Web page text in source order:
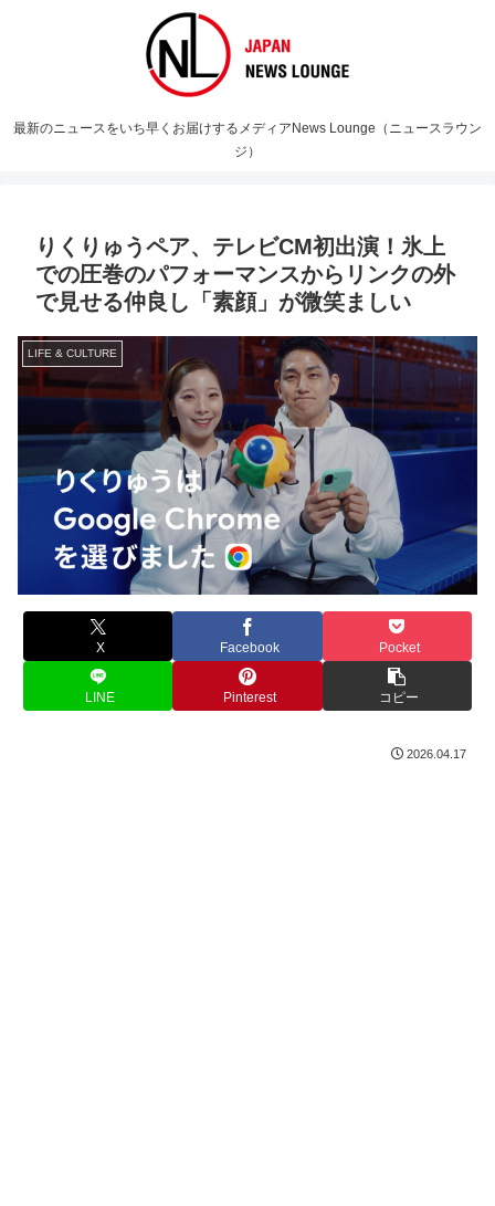
最新のニュースをいち早くお届けするメディアNews Lounge（ニュースラウン
ジ）
りくりゅうペア、テレビCM初出演！氷上
での圧巻のパフォーマンスからリンクの外
で見せる仲良し「素顔」が微笑ましい
LIFE & CULTURE
X Facebook Pocket
LINE Pinterest コピー
2026.04.17